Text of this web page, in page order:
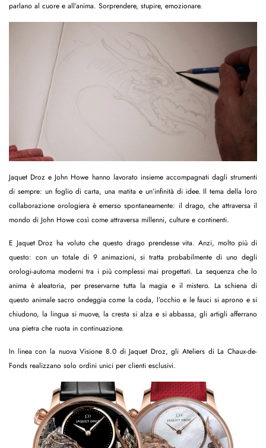
parlano al cuore e all’anima. Sorprendere, stupire, emozionare.
Jaquet Droz e John Howe hanno lavorato insieme accompagnati dagli strumenti
di sempre: un foglio di carta, una matita e un’infinità di idee. Il tema della loro
collaborazione orologiera è emerso spontaneamente: il drago, che attraversa il
mondo di John Howe così come attraversa millenni, culture e continenti.
E Jaquet Droz ha voluto che questo drago prendesse vita. Anzi, molto più di
questo: con un totale di 9 animazioni, si tratta probabilmente di uno degli
orologi-automa moderni tra i più complessi mai progettati. La sequenza che lo
anima è aleatoria, per preservarne tutta la magia e il mistero. La schiena di
questo animale sacro ondeggia come la coda, l’occhio e le fauci si aprono e si
chiudono, la lingua si muove, la cresta si alza e si abbassa, gli artigli afferrano
una pietra che ruota in continuazione.
In linea con la nuova Visione 8.0 di Jaquet Droz, gli Ateliers di La Chaux-de-
Fonds realizzano solo ordini unici per clienti esclusivi.